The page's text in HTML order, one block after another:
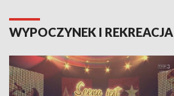
WYPOCZYNEK I REKREACJA